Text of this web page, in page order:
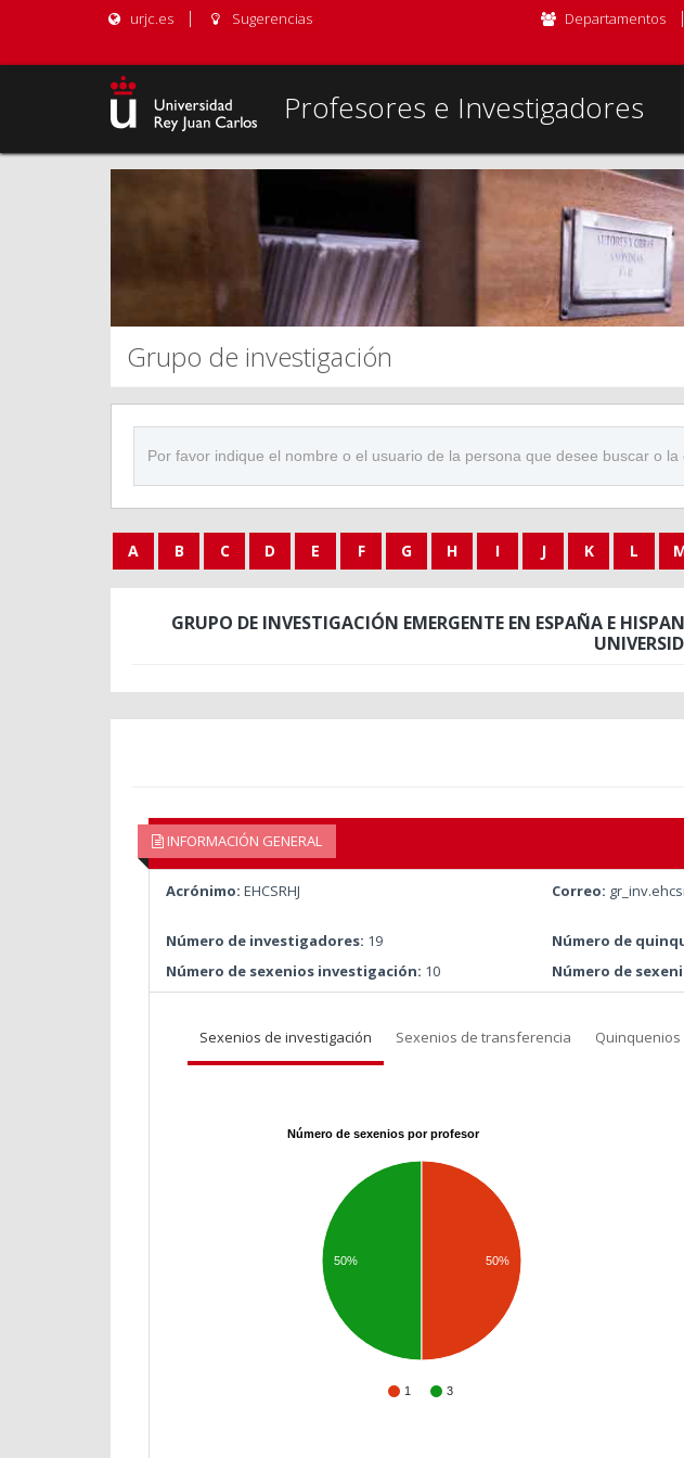
urjc.es Sugerencias Departamentos
Profesores e Investigadores
Grupo de investigación
A B C D E F G H I J K L
GRUPO DE INVESTIGACIÓN EMERGENTE EN ESPAÑA E
INFORMACIÓN GENERAL
Acrónimo: EHCSRHJ Correo:
Número de investigadores: 19 Número de
Número de sexenios investigación: 10 Número de
Sexenios de investigación Sexenios de transferencia Quinquenios
Número de sexenios por profesor
1 3
50% 50%